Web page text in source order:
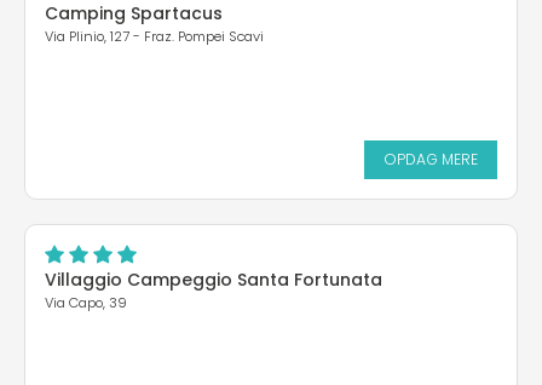
Camping Spartacus
Via Plinio, 127 - Fraz. Pompei Scavi
OPDAG MERE
Villaggio Campeggio Santa Fortunata
Via Capo, 39